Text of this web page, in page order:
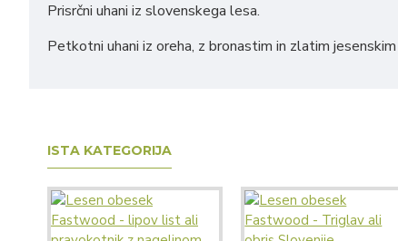
Prisrčni uhani iz slovenskega lesa.
Petkotni uhani iz oreha, z bronastim in zlatim
ISTA KATEGORIJA